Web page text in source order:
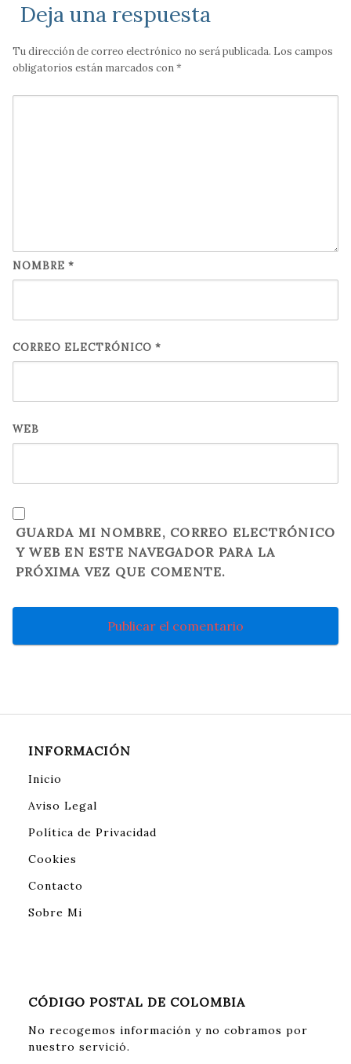
Deja una respuesta
Tu dirección de correo electrónico no será publicada. Los campos
obligatorios están marcados con*
NOMBRE *
CORREO ELECTRÓNICO *
WEB
GUARDA MI NOMBRE, CORREO ELECTRÓNICO
Y WEB EN ESTE NAVEGADOR PARA LA
PRÓXIMA VEZ QUE COMENTE.
INFORMACIÓN
Inicio
Aviso Legal
Política de Privacidad
Cookies
Contacto
Sobre Mi
CÓDIGO POSTAL DE COLOMBIA
No recogemos información y no cobramos por
nuestro servició.